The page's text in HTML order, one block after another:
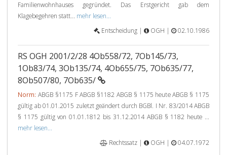
Familienwohnhauses gegründet. Das Erstgericht gab dem
Klagebegehren statt... mehr lesen...
Entscheidung |
OGH | 02.10.1986
RS OGH 2001/2/28 4Ob558/72, 7Ob145/73,
1Ob83/74, 3Ob135/74, 4Ob655/75, 7Ob635/77,
8Ob507/80, 7Ob635/
Norm: ABGB §1175 F ABGB §1182 ABGB § 1175 heute ABGB § 1175
gültig ab 01.01.2015 zuletzt geändert durch BGBl. I Nr. 83/2014 ABGB
§ 1175 gültig von 01.01.1812 bis 31.12.2014 ABGB § 1182 heute ...
mehr lesen...
Rechtssatz |
OGH | 04.07.1972